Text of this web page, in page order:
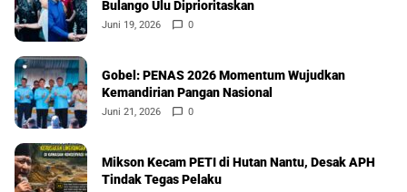
Bulango Ulu Diprioritaskan
Juni 19, 2026 0
Gobel: PENAS 2026 Momentum Wujudkan
Kemandirian Pangan Nasional
Juni 21, 2026 0
Mikson Kecam PETI di Hutan Nantu, Desak APH
Tindak Tegas Pelaku